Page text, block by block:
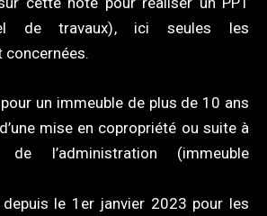
de travaux), ici seules les
un immeuble de plus de 10 ans
mise en copropriété ou suite à
l’administration (immeuble
le 1er janvier 2023 pour les